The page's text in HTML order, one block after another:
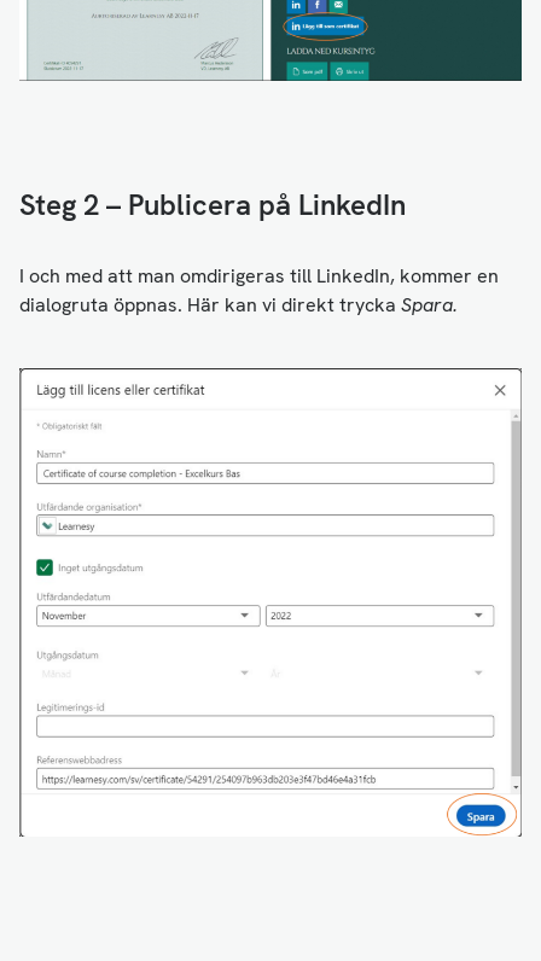
Steg 2 – Publicera på LinkedIn
I och med att man omdirigeras till LinkedIn, kommer en
dialogruta öppnas. Här kan vi direkt trycka Spara.